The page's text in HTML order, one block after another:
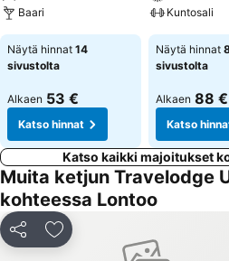
Baari
Näytä hinnat 14
sivustolta
Alkaen 53 €
Katso hinnat
Kuntosali
Näytä hinnat
sivustolta
Alkaen 88 €
Katso
Katso kaikki majoitukset
Muita ketjun Travelodge
kohteessa Lontoo
Jaa Lisää suosikkeihin